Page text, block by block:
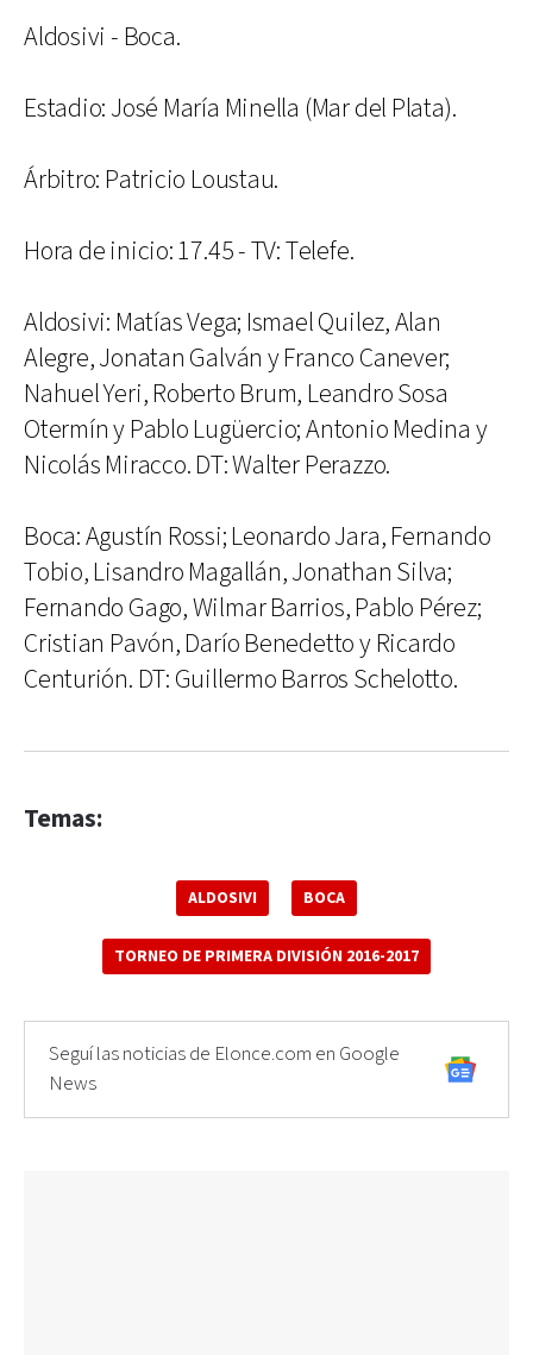
Aldosivi - Boca.
Estadio: José María Minella (Mar del Plata).
Árbitro: Patricio Loustau.
Hora de inicio: 17.45 - TV: Telefe.
Aldosivi: Matías Vega; Ismael Quilez, Alan
Alegre, Jonatan Galván y Franco Canever;
Nahuel Yeri, Roberto Brum, Leandro Sosa
Otermín y Pablo Lugüercio; Antonio Medina y
Nicolás Miracco. DT: Walter Perazzo.
Boca: Agustín Rossi; Leonardo Jara, Fernando
Tobio, Lisandro Magallán, Jonathan Silva;
Fernando Gago, Wilmar Barrios, Pablo Pérez;
Cristian Pavón, Darío Benedetto y Ricardo
Centurión. DT: Guillermo Barros Schelotto.
Temas:
ALDOSIVI BOCA
TORNEO DE PRIMERA DIVISIÓN 2016-2017
Seguí las noticias de Elonce.com en Google
News